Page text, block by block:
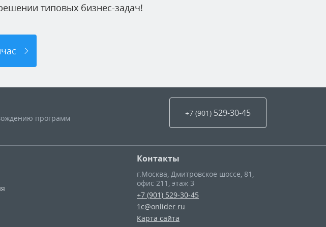
типовых бизнес-задач!
программ
+7 (901) 529-30-45
Контакты
г.Москва Дмитровское шоссе, 81,
офис 211, этаж 3
+7 (901) 529-30-45
1c@onlider.ru
Карта сайта